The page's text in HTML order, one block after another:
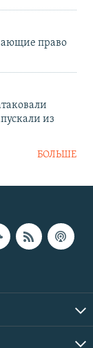
право
из
БОЛЬШЕ